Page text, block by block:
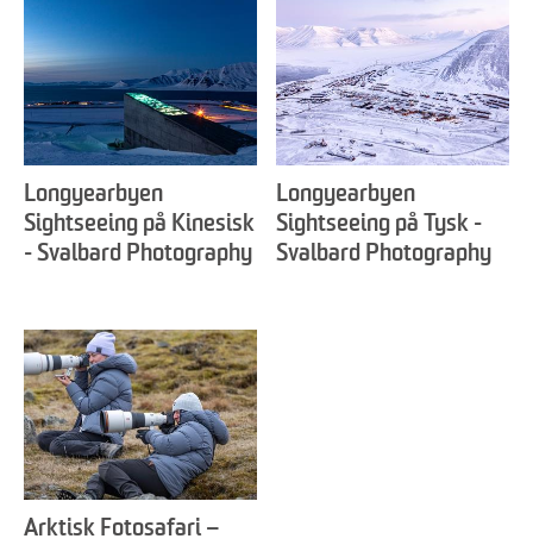
Longyearbyen
Sightseeing på Kinesisk
- Svalbard Photography
Longyearbyen
Sightseeing på Tysk -
Svalbard Photography
Arktisk Fotosafari –